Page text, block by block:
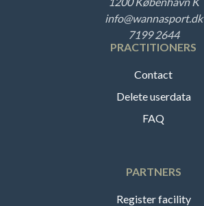
info@wannasport.dk
7199 2644
PRACTITIONERS
Contact
Delete userdata
FAQ
PARTNERS
Register facility